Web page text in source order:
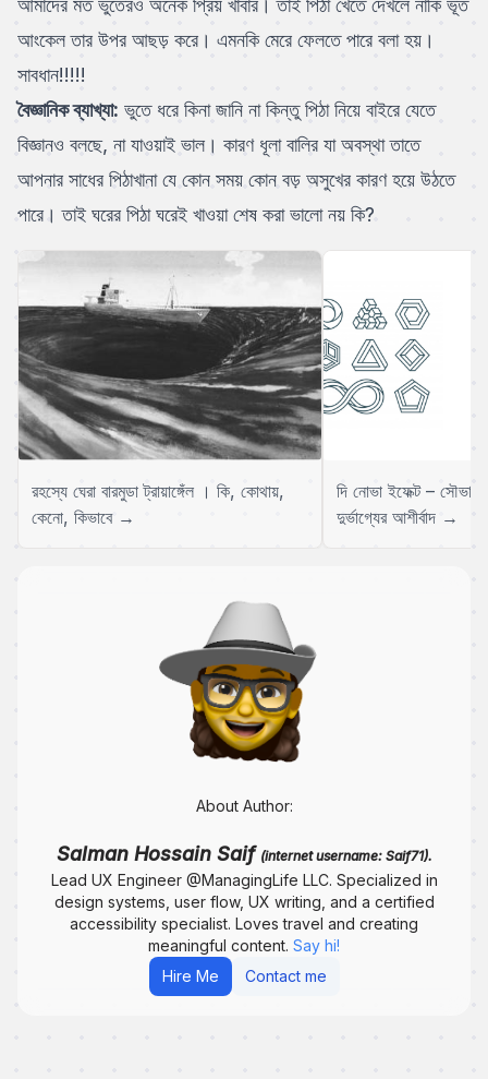
আমাদের মত ভুতেরও অনেক প্রিয় খাবার। তাই পিঠা খেতে দেখলে নাকি ভূত
আংকেল তার উপর আছড় করে। এমনকি মেরে ফেলতে পারে বলা হয়।
সাবধান!!!!!
বৈজ্ঞানিক ব্যাখ্যা: ভুতে ধরে কিনা জানি না কিন্তু পিঠা নিয়ে বাইরে যেতে
বিজ্ঞানও বলছে, না যাওয়াই ভাল। কারণ ধূলা বালির যা অবস্থা তাতে
আপনার সাধের পিঠাখানা যে কোন সময় কোন বড় অসুখের কারণ হয়ে উঠতে
পারে। তাই ঘরের পিঠা ঘরেই খাওয়া শেষ করা ভালো নয় কি?
রহস্যে ঘেরা বারমুডা ট্রায়াঙ্গেঁল । কি, কোথায়,
কেনো, কিভাবে →
দি নোভা ইফেক্ট –
দুর্ভাগ্যের আশীর্বাদ →
About Author:
Salman Hossain Saif (internet username: Saif71).
Lead UX Engineer @ManagingLife LLC. Specialized in
design systems, user flow, UX writing, and a certified
accessibility specialist. Loves travel and creating
meaningful content. Say hi!
Hire Me
Contact me